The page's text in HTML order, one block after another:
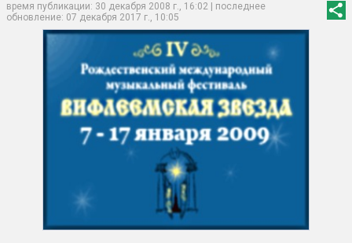
время публикации: 30 декабря 2008 г., 16:02 | последнее
обновление: 07 декабря 2017 г., 10:05